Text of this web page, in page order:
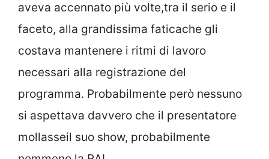
aveva accennato più volte,tra il serio e il
faceto, alla grandissima faticache gli
costava mantenere i ritmi di lavoro
necessari alla registrazione del
programma. Probabilmente però nessuno
si aspettava davvero che il presentatore
mollasseil suo show, probabilmente